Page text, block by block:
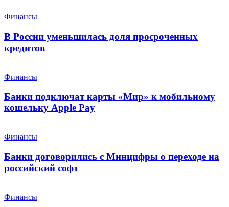
Финансы
В России уменьшилась доля просроченных
кредитов
Финансы
Банки подключат карты «Мир» к мобильному
кошельку Apple Pay
Финансы
Банки договорились с Минцифры о переходе на
российский софт
Финансы